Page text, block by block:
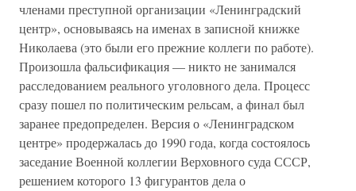
членами преступной организации «Ленинградский
центр», основываясь на именах в записной книжке
Николаева (это были его прежние коллеги по работе).
Произошла фальсификация — никто не занимался
расследованием реального уголовного дела. Процесс
сразу пошел по политическим рельсам, а финал был
заранее предопределен. Версия о «Ленинградском
центре» продержалась до 1990 года, когда состоялось
заседание Военной коллегии Верховного суда СССР,
решением которого 13 фигурантов дела о